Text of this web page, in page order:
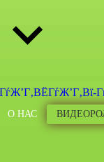
О НАС